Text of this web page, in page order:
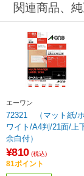
関連商品、
エーワン
72321 （マット紙/ホ
ワイト/A4判/21面/上
余白付）
¥810 (税込)
81ポイント